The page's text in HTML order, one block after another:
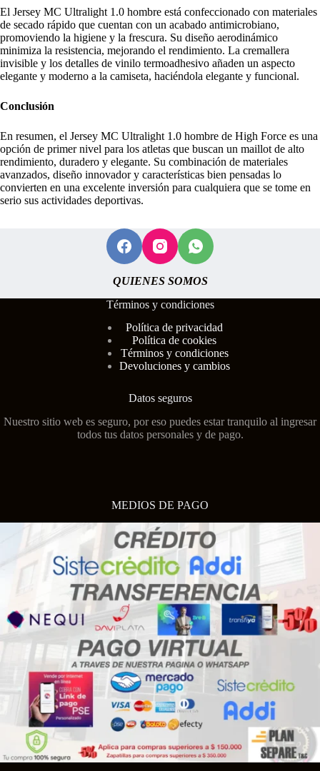
El Jersey MC Ultralight 1.0 hombre está confeccionado con materiales
de secado rápido que cuentan con un acabado antimicrobiano,
promoviendo la higiene y la frescura. Su diseño aerodinámico
minimiza la resistencia, mejorando el rendimiento. La cremallera
invisible y los detalles de vinilo termoadhesivo añaden un aspecto
elegante y moderno a la camiseta, haciéndola elegante y funcional.
Conclusión
En resumen, el Jersey MC Ultralight 1.0 hombre de High Force es una
opción de primer nivel para los atletas que buscan un maillot de alto
rendimiento, duradero y elegante. Su combinación de materiales
avanzados, diseño innovador y características bien pensadas lo
convierten en una excelente inversión para cualquiera que se tome en
serio sus actividades deportivas.
QUIENES SOMOS
Términos y condiciones
Política de privacidad
Política de cookies
Términos y condiciones
Devoluciones y cambios
Datos seguros
Nuestro sitio web es seguro, por eso puedes estar tranquilo al ingresar
todos tus datos personales y de pago.
MEDIOS DE PAGO